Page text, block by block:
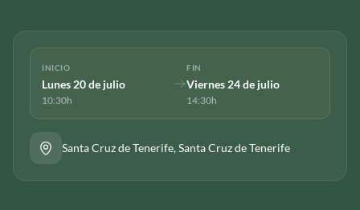
INICIO
Lunes 20 de julio
10:30h
FIN
Viernes 24 de julio
14:30h
Santa Cruz de Tenerife, Santa Cruz de Tenerife